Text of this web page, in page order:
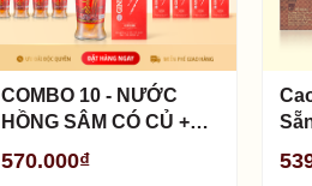
COMBO 10 - NƯỚC
HỒNG SÂM CÓ CỦ +
GINSENG POWER A+
570.000₫